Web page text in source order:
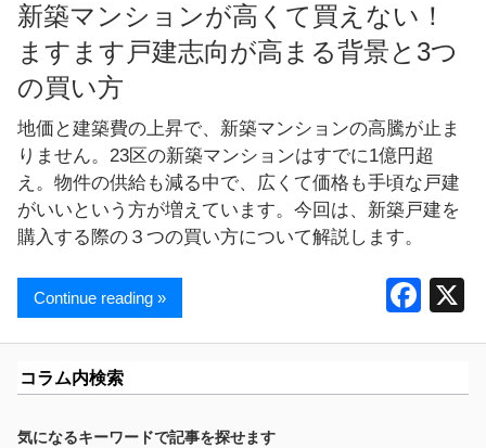
新築マンションが高くて買えない！
ますます戸建志向が高まる背景と3つ
の買い方
地価と建築費の上昇で、新築マンションの高騰が止ま
りません。23区の新築マンションはすでに1億円超
え。物件の供給も減る中で、広くて価格も手頃な戸建
がいいという方が増えています。今回は、新築戸建を
購入する際の３つの買い方について解説します。
F
e
Continue reading »
コラム内検索
気になるキーワードで記事を探せます